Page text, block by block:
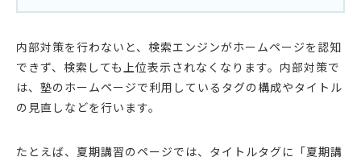
内部対策を行わないと、検索エンジンがホームページを認知
できず、検索しても上位表示されなくなります。内部対策で
は、塾のホームページで利用しているタグの構成やタイトル
の見直しなどを行います。
たとえば、夏期講習のページでは、タイトルタグに「夏期講